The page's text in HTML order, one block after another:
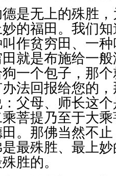
是无上的殊胜
的福田。我们
作贫穷田、一
就是布施给一
一个包子，那
法回报给您的，
父母、师长这
菩提乃至于大
。那佛当然不止
最殊胜、最上
胜的。